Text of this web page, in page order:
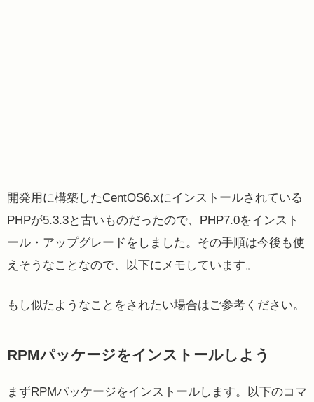
開発用に構築したCentOS6.xにインストールされている
PHPが5.3.3と古いものだったので、PHP7.0をインスト
ール・アップグレードをしました。その手順は今後も使
えそうなことなので、以下にメモしています。
もし似たようなことをされたい場合はご参考ください。
RPMパッケージをインストールしよう
まずRPMパッケージをインストールします。以下のコマ